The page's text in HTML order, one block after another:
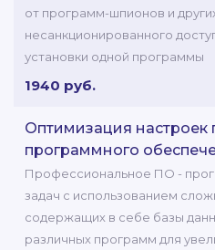
от программ-шпионов и
несанкционированного
установки одной программы
1940 руб.
Оптимизация настроек
программного
Профессиональное ПО -
задач с использованием
содержащих в себе базы
различных программ для